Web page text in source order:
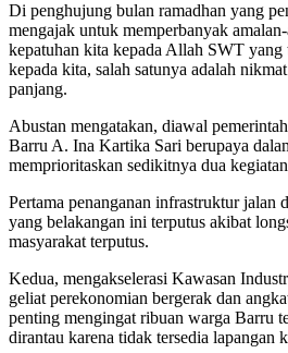
Di penghujung bulan ramadhan yang
mengajak untuk memperbanyak
kepatuhan kita kepada Allah SWT
kepada kita, salah satunya adalah
panjang.
Abustan mengatakan, diawal
Barru A. Ina Kartika Sari berupaya
memprioritaskan sedikitnya dua
Pertama penanganan infrastruktur jalan
yang belakangan ini terputus akibat
masyarakat terputus.
Kedua, mengakselerasi Kawasan
geliat perekonomian bergerak dan
penting mengingat ribuan warga Barru
dirantau karena tidak tersedia lapangan